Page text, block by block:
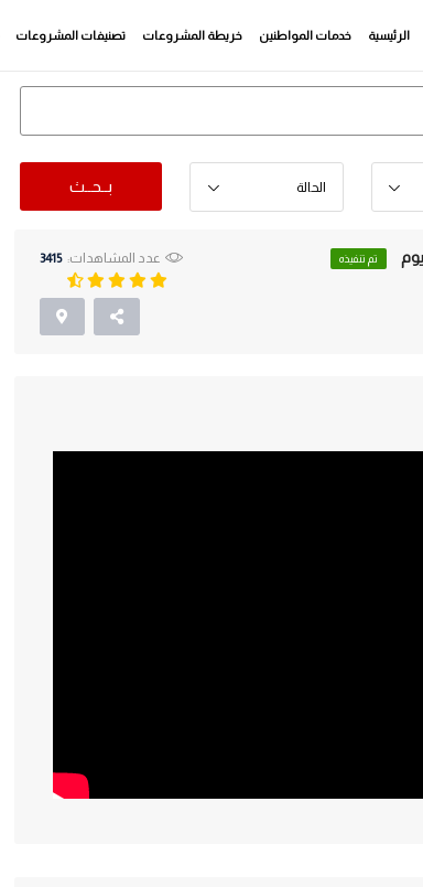
الرئيسية خدمات المواطنين خريطة المشروعات تصنيفات المشروعات
الحالة بــحــث
تم تنفيذه عدد المشاهدات: 3415